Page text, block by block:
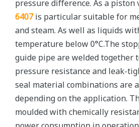
pressure difference. As a piston
6407is particular suitable for
and steam. As well as liquids
temperature below 0°C.The
guide pipe are welded together
pressure resistance and leak-
seal material combinations are
depending on the application.
moulded with chemically